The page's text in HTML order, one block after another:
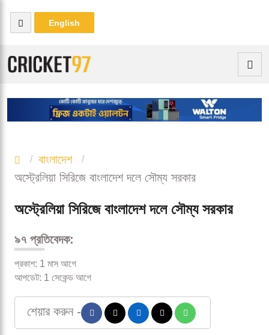
English
বাংলাদেশ
অস্ট্রেলিয়া সিরিজে বাংলাদেশ দলে সৌম্য সরকার
অস্ট্রেলিয়া সিরিজে বাংলাদেশ দলে সৌম্য সরকার
৯৭ প্রতিবেদক:
প্রকাশ: 1 মাস আগে
আপডেট: 1 সেকেন্ড আগে
শেয়ার করুন -